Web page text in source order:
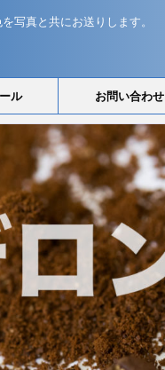
写真と共にお送りします。
ル お問い合わせ